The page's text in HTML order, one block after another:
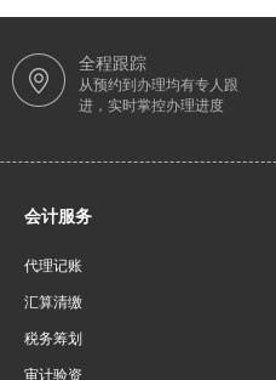
全程跟踪
从预约到办理均有专人跟
进，实时掌控办理进度
会计服务
代理记账
汇算清缴
税务筹划
审计验资